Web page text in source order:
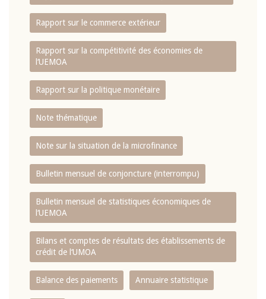
Rapport sur le commerce extérieur
Rapport sur la compétitivité des économies de
l‘UEMOA
Rapport sur la politique monétaire
Note thématique
Note sur la situation de la microfinance
Bulletin mensuel de conjoncture (interrompu)
Bulletin mensuel de statistiques économiques de
l‘UEMOA
Bilans et comptes de résultats des établissements de
crédit de l‘UMOA
Balance des paiements Annuaire statistique